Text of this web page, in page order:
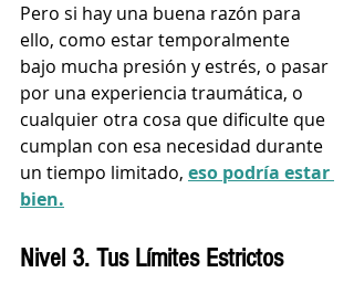
Pero si hay una buena razón para
ello, como estar temporalmente
bajo mucha presión y estrés, o pasar
por una experiencia traumática, o
cualquier otra cosa que dificulte que
cumplan con esa necesidad durante
un tiempo limitado, eso podría estar
bien.
Nivel 3. Tus Límites Estrictos